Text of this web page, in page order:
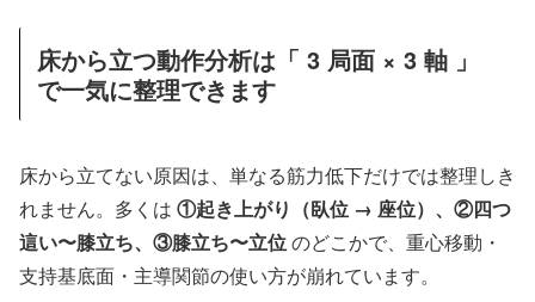
床から立つ動作分析は「 3 局面 × 3 軸 」
で一気に整理できます
床から立てない原因は、単なる筋力低下だけでは整理しき
れません。多くは ①起き上がり（臥位 → 座位）、②四つ
這い〜膝立ち、③膝立ち〜立位のどこかで、重心移動・
支持基底面・主導関節の使い方が崩れています。